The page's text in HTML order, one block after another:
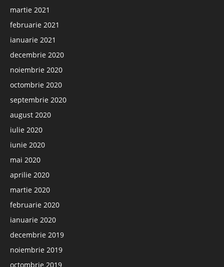
martie 2021
februarie 2021
ianuarie 2021
decembrie 2020
noiembrie 2020
octombrie 2020
septembrie 2020
august 2020
iulie 2020
iunie 2020
mai 2020
aprilie 2020
martie 2020
februarie 2020
ianuarie 2020
decembrie 2019
noiembrie 2019
octombrie 2019